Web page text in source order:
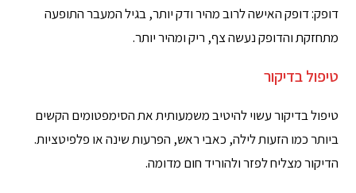
דופק: דופק האישה לרוב מהיר ודק יותר, בגיל המעבר התופעה
מתחזקת והדופק נעשה צף, ריק ומהיר יותר.
טיפול בדיקור
טיפול בדיקור עשוי להיטיב משמעותית את הסימפטומים הקשים
ביותר כמו הזעות לילה, כאבי ראש, הפרעות שינה או פלפיטציות.
הדיקור מצליח לפזר ולהוריד חום מדומה.